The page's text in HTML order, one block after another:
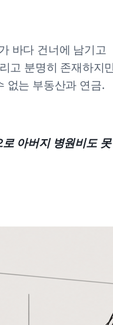
바다 건너에 남기고
고 분명히 존재하지
없는 부동산과 연금.
아버지 병원비도 못